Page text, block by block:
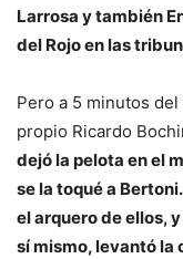
Larrosa y también
del Rojo en las
Pero a 5 minutos
propio Ricardo
dejó la pelota en el
se la toqué a
el arquero de ellos,
sí mismo, levantó la